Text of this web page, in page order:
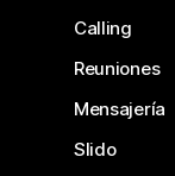
Calling
Reuniones
Mensajería
Slido